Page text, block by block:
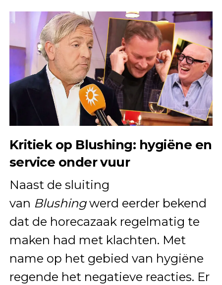
Kritiek op Blushing: hygiëne en
service onder vuur
Naast de sluiting
van Blushingwerd eerder bekend
dat de horecazaak regelmatig te
maken had met klachten. Met
name op het gebied van hygiëne
regende het negatieve reacties. Er